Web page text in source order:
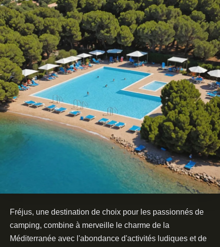
Fréjus, une destination de choix pour les passionnés de
camping, combine à merveille le charme de la
Méditerranée avec l'abondance d'activités ludiques et de